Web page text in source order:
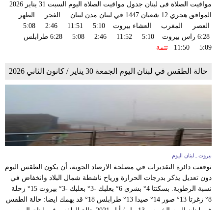
مواقيت الصلاة فى لبنان جدول مواقيت الصلاة اليوم السبت 31 يناير 2026
الموافق هجري 12 شعبان 1447 في لبنان مدن لبنان الفجر الظهر
العصر المغرب العشاء بيروت 5:10 11:51 2:46 5:08
6:28 راس بيروت 5:10 11:52 2:46 5:08 6:28 طرابلس
5:09 11:50
تتمة
حالة الطقس في لبنان اليوم الجمعة 30 يناير / كانون الثاني 2026
بيروت ـ لبنان اليوم
توقعت دائرة التقديرات في مصلحة الارصاد الجوية، أن يكون الطقس اليوم
دون تعديل يذكر بدرجات الحرارة ورياح ناشطة شمال البلاد وانخفاض في
نسبة الرطوبة. بسكنتا 4° بشري 6° بعلبك -3° بعلبك -3° بيروت 15° زحلة
8° زغرتا 13° صور 14° صيدا 13° طرابلس 18° قد يهمك ايضا: حالة الطقس